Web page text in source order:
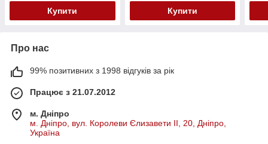
Купити Купити
Про нас
99% позитивних з 1998 відгуків за рік
Працює з 21.07.2012
м. Дніпро
м. Дніпро, вул. Королеви Єлизавети ІІ, 20, Дніпро,
Україна